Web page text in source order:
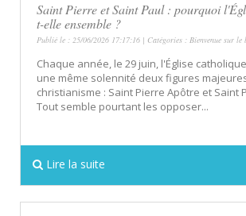
Saint Pierre et Saint Paul : pourquoi
t-elle ensemble ?
Publié le : 25/06/2026 17:17:16 | Catégories : Bienvenue sur le
Chaque année, le 29 juin, l'Église
une même solennité deux figures
christianisme : Saint Pierre Apôtre et Saint
Tout semble pourtant les opposer...
Lire la suite